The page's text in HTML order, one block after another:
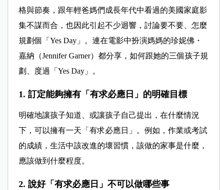
格與節奏，跟年輕爸媽們成長年代中看過的美國家庭影
集不謀而合，也因此引起不少迴響，討論要不要、怎麼
規劃個「Yes Day」。連在電影中扮演媽媽的珍妮佛・
嘉納（Jennifer Garner）都分享，如何跟她的三個孩子規
劃、度過「Yes Day」。
1. 訂定能夠擁有「有求必應日」的明確目標
明確地讓孩子知道、或讓孩子自己提出，在什麼情況
下，可以擁有一天「有求必應日」。例如，作業或考試
的成績，生活中該改進的壞習慣，該做的家事是什麼，
應該做到什麼程度。
2. 說好「有求必應日」不可以做哪些事